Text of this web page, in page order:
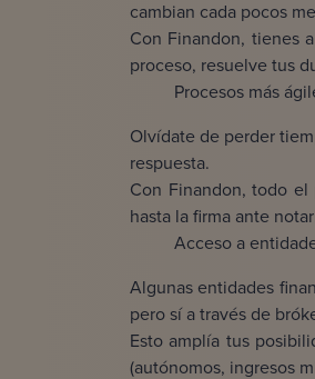
cambian cada pocos
Con Finandon, tienes
proceso, resuelve tus
Procesos más
Olvídate de perder
respuesta.
Con Finandon, todo
hasta la firma ante
Acceso a
Algunas entidades
pero sí a través de
Esto amplía tus
(autónomos, ingresos